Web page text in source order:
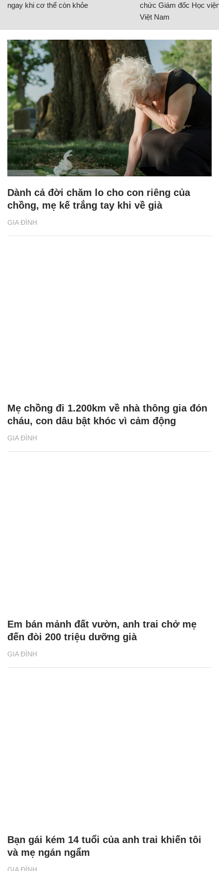
ngay khi cơ thể còn khỏe
chức Giám đốc Học
Việt Nam
GIA ĐÌNH
Dành cả đời chăm lo cho con riêng của
chồng, mẹ kế trắng tay khi về già
GIA ĐÌNH
Mẹ chồng đi 1.200km về nhà thông gia đón
cháu, con dâu bật khóc vì cảm động
GIA ĐÌNH
Em bán mảnh đất vườn, anh trai chở mẹ
đến đòi 200 triệu dưỡng già
Bạn gái kém 14 tuổi của anh trai khiến tôi
và mẹ ngán ngẩm